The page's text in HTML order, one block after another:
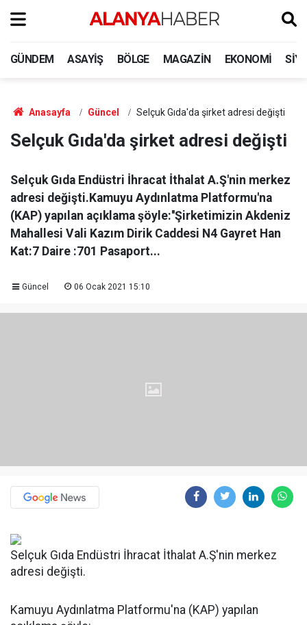
GÜNDEM ASAYIŞ BÖLGE MAGAZIN EKONOMI
Anasayfa Güncel Selçuk Gıda'da şirket adresi değişti
Selçuk Gıda'da şirket adresi değişti
Selçuk Gıda Endüstri İhracat İthalat A.Ş'nin merkez
adresi değişti.Kamuyu Aydınlatma Platformu'na
(KAP) yapılan açıklama şöyle:''Şirketimizin Akdeniz
Mahallesi Vali Kazım Dirik Caddesi N4 Gayret Han
Kat:7 Daire :701 Pasaport...
Güncel 06 Ocak 2021 15:10
Selçuk Gıda Endüstri İhracat İthalat A.Ş'nin merkez
adresi değişti.
Kamuyu Aydınlatma Platformu'na (KAP) yapılan